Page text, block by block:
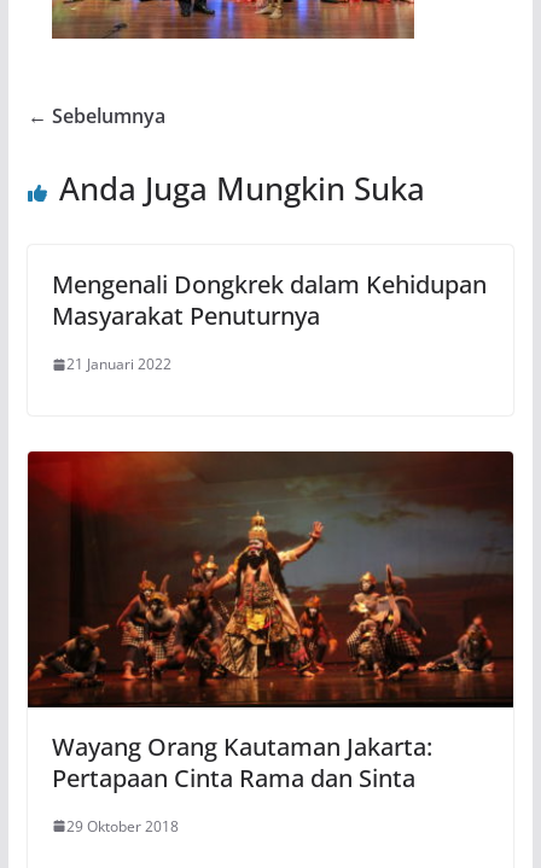
← Sebelumnya
Anda Juga Mungkin Suka
Mengenali Dongkrek dalam Kehidupan
Masyarakat Penuturnya
21 Januari 2022
Wayang Orang Kautaman Jakarta:
Pertapaan Cinta Rama dan Sinta
29 Oktober 2018